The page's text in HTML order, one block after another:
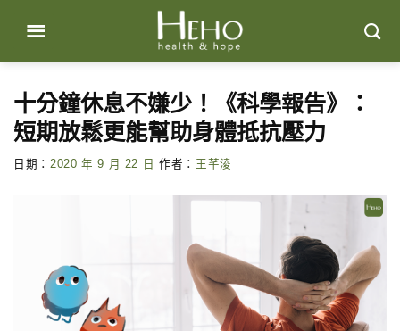
content
十分鐘休息不嫌少！《科學報告》：
短期放鬆更能幫助身體抵抗壓力
日期： 2020 年 9 月 22 日 作者： 王芊淩